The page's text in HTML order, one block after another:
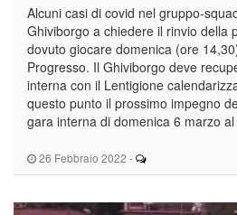
26 Febbraio 2022 -
Alcuni casi di covid nel gruppo-
Ghiviborgo a chiedere il rinvio della
dovuto giocare domenica (ore
Progresso. Il Ghiviborgo deve
interna con il Lentigione
questo punto il prossimo impegno
gara interna di domenica 6 marzo